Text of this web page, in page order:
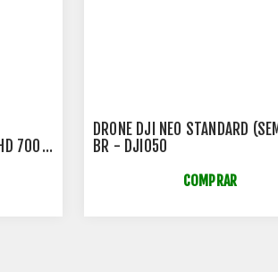
700
DRONE DJI NEO STANDARD
BR - DJI050
COMPRAR